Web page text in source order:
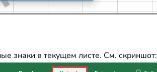
знаки в текущем листе. См. скриншот: